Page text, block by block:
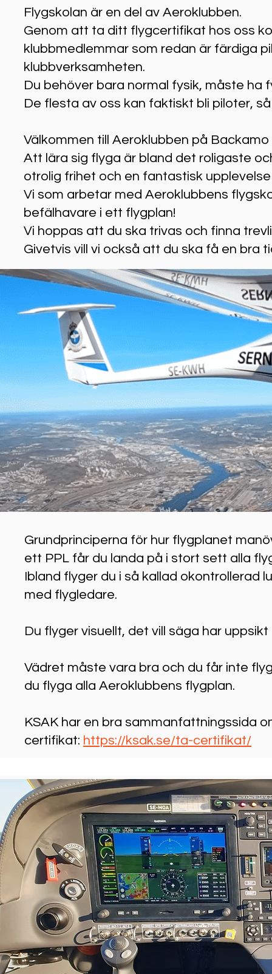
Flygskolan är en del av Aeroklubben.
Genom att ta ditt flygcertifikat hos oss
klubbmedlemmar som redan är färdiga
klubbverksamheten.
Du behöver bara normal fysik, måste ha
De flesta av oss kan faktiskt bli piloter,
Välkommen till Aeroklubben på
Att lära sig flyga är bland det roligaste
otrolig frihet och en fantastisk
Vi som arbetar med Aeroklubbens
befälhavare i ett flygplan!
Vi hoppas att du ska trivas och finna
Givetvis vill vi också att du ska få en bra
Grundprinciperna för hur flygplanet
ett PPL får du landa på i stort sett alla
Ibland flyger du i så kallad okontrollerad
med flygledare.
Du flyger visuellt, det vill säga har
Vädret måste vara bra och du får inte
du flyga alla Aeroklubbens flygplan.
KSAK har en bra sammanfattningssida
certifikat: https://ksak.se/ta-certifikat/